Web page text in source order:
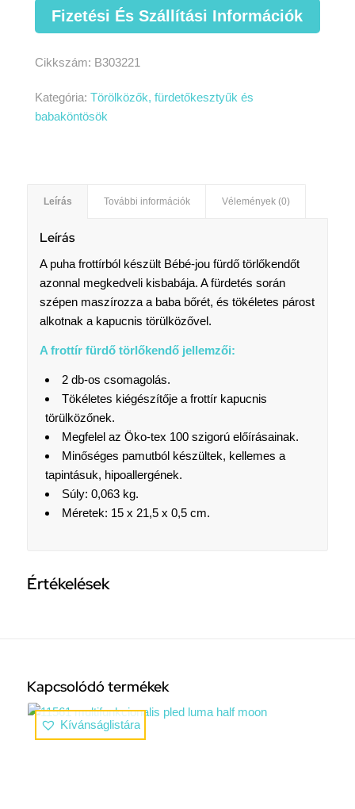
Fizetési És Szállítási Információk
Cikkszám: B303221
Kategória: Törölközők, fürdetőkesztyűk és
babaköntösök
Leírás További információk Vélemények (0)
Leírás
A puha frottírból készült Bébé-jou fürdő törlőkendőt
azonnal megkedveli kisbabája. A fürdetés során
szépen maszírozza a baba bőrét, és tökéletes párost
alkotnak a kapucnis törülközővel.
A frottír fürdő törlőkendő jellemzői:
2 db-os csomagolás.
Tökéletes kiégészítője a frottír kapucnis
törülközőnek.
Megfelel az Öko-tex 100 szigorú előírásainak.
Minőséges pamutból készültek, kellemes a
tapintásuk, hipoallergének.
Súly: 0,063 kg.
Méretek: 15 x 21,5 x 0,5 cm.
Értékelések
Kapcsolódó termékek
Kívánságlistára